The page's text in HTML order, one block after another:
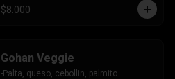
$8.000
Gohan Veggie
-Palta, queso, cebollin, palmito